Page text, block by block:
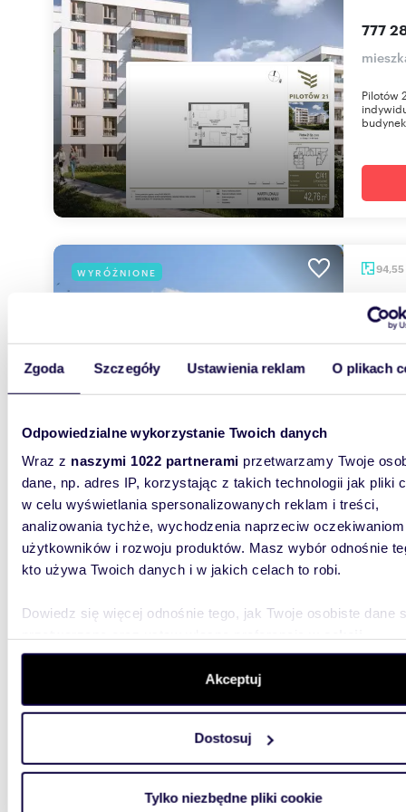
Zgoda Szczegóły Ustawienia reklam O plikach
Odpowiedzialne wykorzystanie Twoich danych
Wraz z naszymi 1022 partnerami przetwarzamy Twoje
dane, np. adres IP, korzystając z takich technologii jak pliki
w celu wyświetlania spersonalizowanych reklam i treści,
analizowania tychże, wychodzenia naprzeciw oczekiwaniom
użytkowników i rozwoju produktów. Masz wybór odnośnie
kto używa Twoich danych i w jakich celach to robi.
Dowiedz się więcej odnośnie tego, jak Twoje osobiste dane
szczegółów. W Deklaracji plików cookie możesz zmienić
wycofać swoją zgodę w dowolnej chwili.
aby oferować funkcje społecznościowe i analizować ruch w
witrynie. Informacje o tym, jak korzystasz z naszej witryny,
analitycznym. Partnerzy mogą połączyć te informacje z
Akceptuj
Dostosuj
Tylko niezbędne pliki cookie
777
Pilotów
WYRÓŻNIONE 94,55
1 099
880